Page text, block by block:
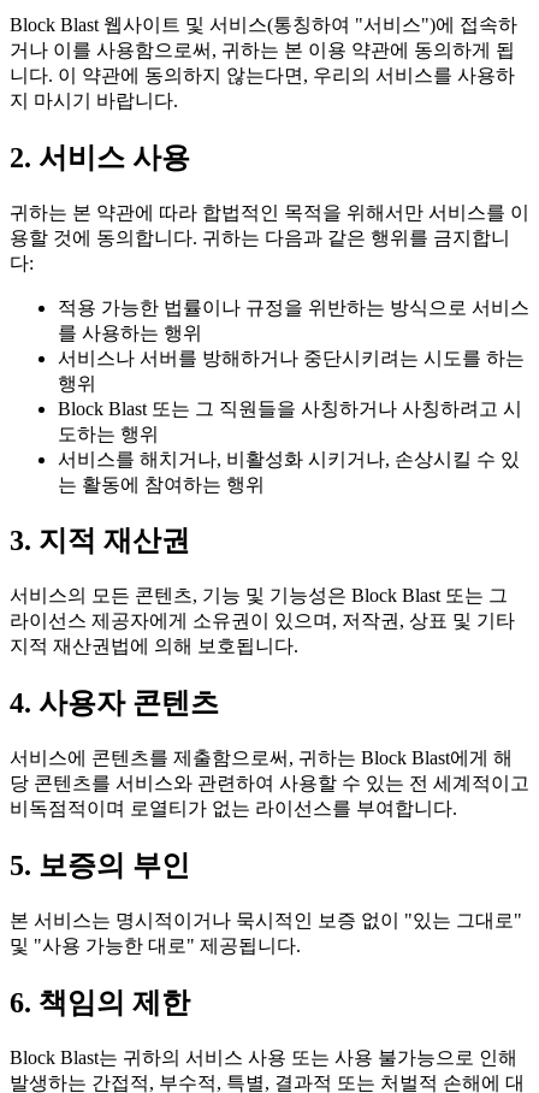
Block Blast 웹사이트 및 서비스(통칭하여 "서비스")에 접속하
거나 이를 사용함으로써, 귀하는 본 이용 약관에 동의하게 됩
니다. 이 약관에 동의하지 않는다면, 우리의 서비스를 사용하
지 마시기 바랍니다.
2. 서비스 사용
귀하는 본 약관에 따라 합법적인 목적을 위해서만 서비스를 이
용할 것에 동의합니다. 귀하는 다음과 같은 행위를 금지합니
다:
적용 가능한 법률이나 규정을 위반하는 방식으로 서비스
를 사용하는 행위
서비스나 서버를 방해하거나 중단시키려는 시도를 하는
행위
Block Blast 또는 그 직원들을 사칭하거나 사칭하려고 시
도하는 행위
서비스를 해치거나, 비활성화 시키거나, 손상시킬 수 있
는 활동에 참여하는 행위
3. 지적 재산권
서비스의 모든 콘텐츠, 기능 및 기능성은 Block Blast 또는 그
라이선스 제공자에게 소유권이 있으며, 저작권, 상표 및 기타
지적 재산권법에 의해 보호됩니다.
4. 사용자 콘텐츠
서비스에 콘텐츠를 제출함으로써, 귀하는 Block Blast에게 해
당 콘텐츠를 서비스와 관련하여 사용할 수 있는 전 세계적이고
비독점적이며 로열티가 없는 라이선스를 부여합니다.
5. 보증의 부인
본 서비스는 명시적이거나 묵시적인 보증 없이 "있는 그대로"
및 "사용 가능한 대로" 제공됩니다.
6. 책임의 제한
Block Blast는 귀하의 서비스 사용 또는 사용 불가능으로 인해
발생하는 간접적, 부수적, 특별, 결과적 또는 처벌적 손해에 대